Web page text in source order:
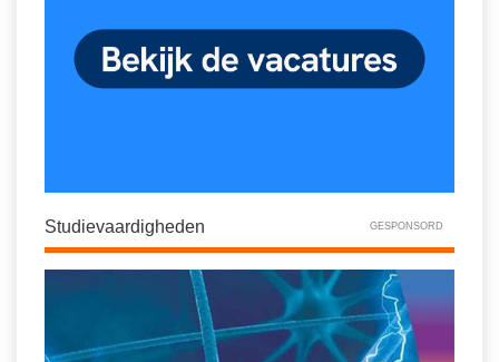
Studievaardigheden GESPONSORD